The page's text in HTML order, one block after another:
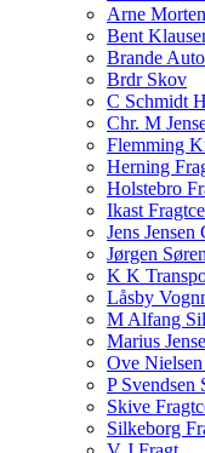
Arne
Bent
Brande
Brdr Skov
C Schmidt
Chr. M
Flemming
Herning
Holstebro
Ikast
Jens Jensen
Jørgen
K K
Låsby
M Alfang
Marius
Ove
P Svendsen
Skive
Silkeborg